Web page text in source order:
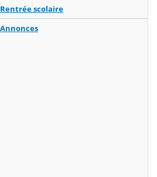
Rentrée scolaire
Annonces